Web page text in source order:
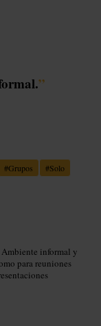
”
#Grupos #Solo
informal y
para reuniones